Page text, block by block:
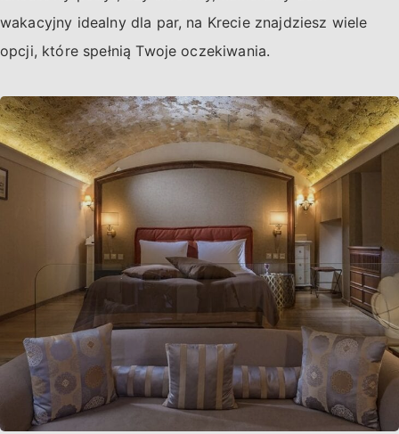
wakacyjny idealny dla par, na Krecie znajdziesz wiele
opcji, które spełnią Twoje oczekiwania.